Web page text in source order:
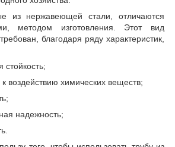
из нержавеющей стали, отличаются
методом изготовления. Этот вид
благодаря ряду характеристик,
стойкость;
к воздействию химических веществ;
надежность;